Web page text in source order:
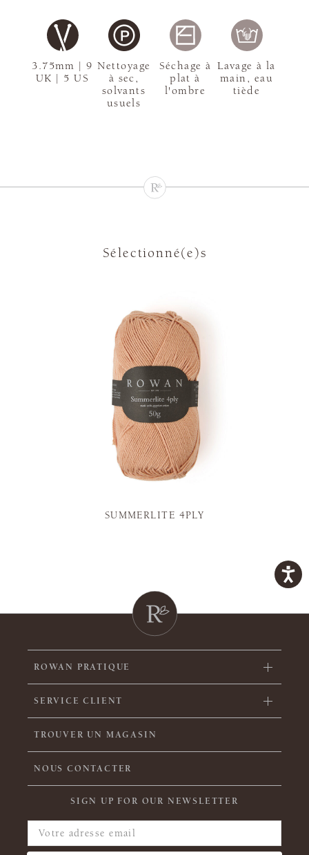
3.75mm | 9
UK | 5 US
Nettoyage
à sec,
solvants
usuels
Séchage à
plat à
l'ombre
Lavage à la
main, eau
tiède
Sélectionné(e)s
SUMMERLITE 4PLY
ROWAN PRATIQUE
SERVICE CLIENT
TROUVER UN MAGASIN
NOUS CONTACTER
SIGN UP FOR OUR NEWSLETTER